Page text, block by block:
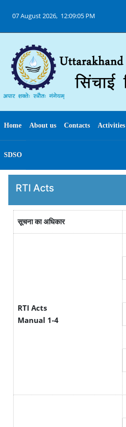
07 August 2026, 12:09:05 PM
Home About us Contacts Activities
SDSO
RTI Acts
सूचना का अधिकार
RTI Acts
Manual 1-4